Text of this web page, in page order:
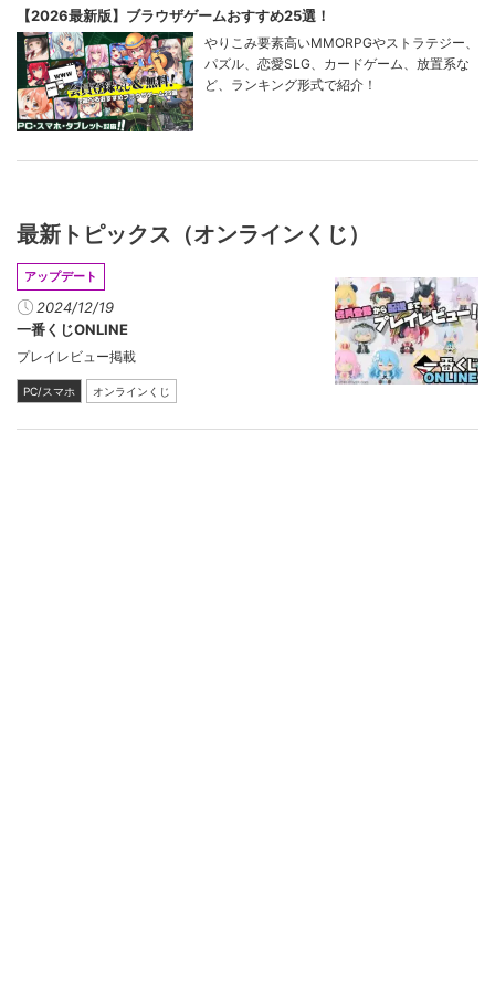
【2026最新版】ブラウザゲームおすすめ25選！
やりこみ要素高いMMORPGやストラテジー、
パズル、恋愛SLG、カードゲーム、放置系な
ど、ランキング形式で紹介！
最新トピックス（オンラインくじ）
アップデート
2024/12/19
一番くじONLINE
プレイレビュー掲載
PC/スマホ オンラインくじ